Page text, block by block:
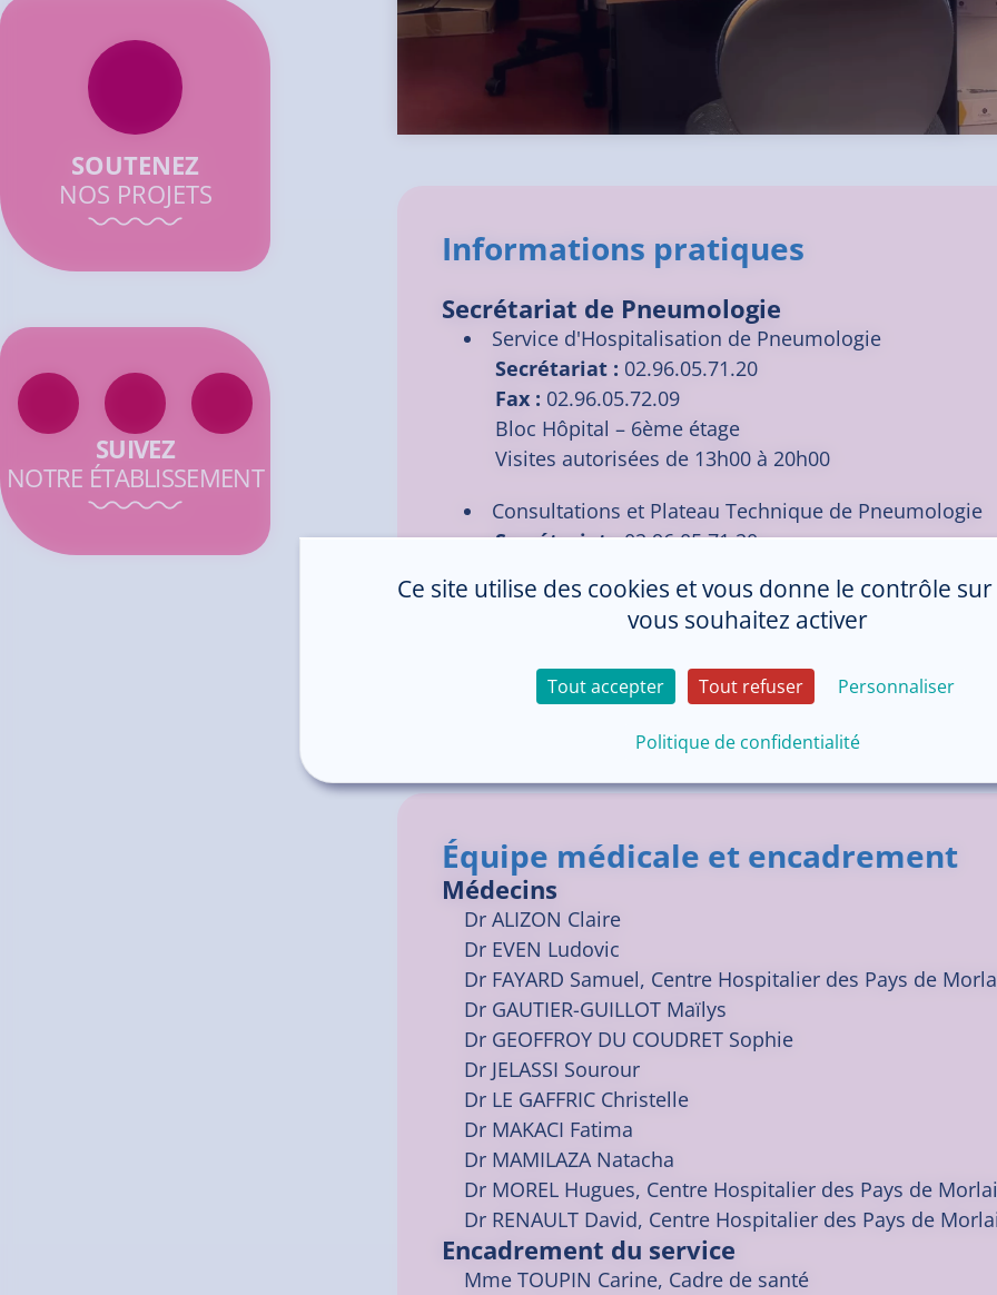
SOUTENEZ
NOS PROJETS
SUIVEZ
NOTRE ÉTABLISSEMENT
Informations pratiques
Secrétariat de Pneumologie
Service d'Hospitalisation de Pneumologie
Secrétariat : 02.96.05.71.20
Fax : 02.96.05.72.09
Bloc Hôpital – 6ème étage
Visites autorisées de 13h00 à 20h00
Consultations et Plateau Technique de Pneumologie
Secrétariat : 02.96.05.71.20
Bloc Hôpital – 6ème étage
Du lundi au jeudi de 08h00 à 18h00
Équipe médicale et encadrement
Médecins
DrALIZON Claire
Dr EVEN Ludovic
Dr FAYARD Samuel, Centre Hospitalier des Pays de
Dr GAUTIER-GUILLOT Maïlys
Dr GEOFFROY DU COUDRET Sophie
Dr JELASSI Sourour
Dr LE GAFFRIC Christelle
Dr MAKACI Fatima
Dr MAMILAZA Natacha
Dr MOREL Hugues, Centre Hospitalier des Pays de
Dr RENAULT David, Centre Hospitalier des Pays de
Encadrement du service
Mme TOUPIN Carine, Cadre de santé
Ce site utilise des cookies et vous donne le contrôle
vous souhaitez activer
Tout accepter Tout refuser Personnaliser
Politique de confidentialité